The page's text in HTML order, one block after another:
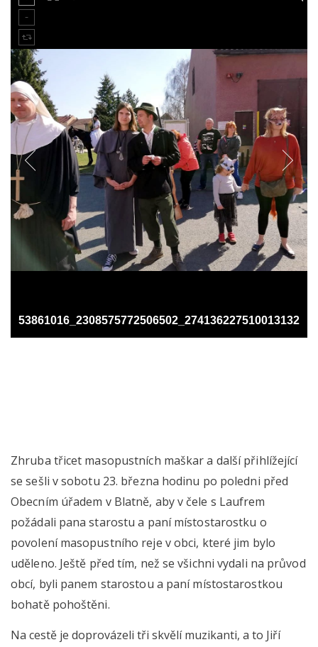
Zhruba třicet masopustních maškar a další přihlížející
se sešli v sobotu 23. března hodinu po poledni před
Obecním úřadem v Blatně, aby v čele s Laufrem
požádali pana starostu a paní místostarostku o
povolení masopustního reje v obci, které jim bylo
uděleno. Ještě před tím, než se všichni vydali na průvod
obcí, byli panem starostou a paní místostarostkou
bohatě pohoštěni.
Na cestě je doprovázeli tři skvělí muzikanti, a to Jiří